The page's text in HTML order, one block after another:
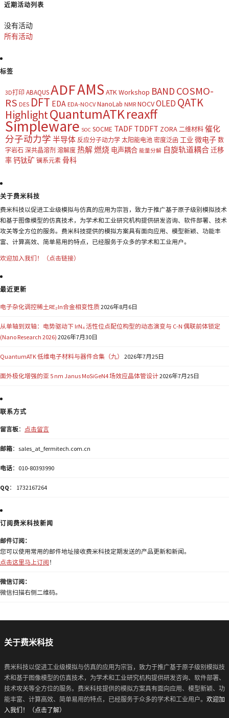
近期活动列表
没有活动
所有活动
标签
3D打印 ABAQUSADFAMS ATK Workshop BAND COSMO-
RS DES DFT EDA EDA-NOCV NanoLab NMR NOCVOLED QATK
HighlightQuantumATKreaxff
Simpleware SOC SOCME TADF TDDFT ZORA 二维材料 催化
分子动力学 半导体 反应分子动力学 太阳能电池 密度泛函 工业 微电子 数
字岩石 深共晶溶剂 溶解度 热解燃烧 电声耦合 能量分解 自旋轨道耦合迁移
率钙钛矿 镧系元素 骨科
关于费米科技
费米科技以促进工业级模拟与仿真的应用为宗旨，致力于推广基于原子级别模拟技术
和基于图像模型的仿真技术，为学术和工业研究机构提供研发咨询、软件部署、技术
攻关等全方位的服务。费米科技提供的模拟方案具有面向应用、模型新颖、功能丰
富、计算高效、简单易用的特点，已经服务于众多的学术和工业用户。
欢迎加入我们！（点击链接）
最近更新
电子杂化调控稀土RE₂In合金相变性质2026年8月6日
从单轴到双轴：电势驱动下 IrN₄ 活性位点配位构型的动态演变与 C-N 偶联前体锁定
(Nano Research 2026) 2026年7月30日
QuantumATK 低维电子材料与器件合集（九） 2026年7月25日
面外极化增强的亚 5 nm Janus MoSiGeN4 场效应晶体管设计2026年7月25日
联系方式
留言板： 点击留言
邮箱：sales_at_fermitech.com.cn
电话：010-80393990
QQ ： 1732167264
订阅费米科技新闻
邮件订阅：
您可以使用常用的邮件地址接收费米科技定期发送的产品更新和新闻。
点击这里马上订阅 ！
微信订阅：
微信扫描右侧二维码。
关于费米科技
费米科技以促进工业级模拟与仿真的应用为宗旨，致力于推广基于原子级别模拟技
术和基于图像模型的仿真技术，为学术和工业研究机构提供研发咨询、软件部署、
技术攻关等全方位的服务。费米科技提供的模拟方案具有面向应用、模型新颖、功
能丰富、计算高效、简单易用的特点，已经服务于众多的学术和工业用户。 欢迎加
入我们！（点击了解）